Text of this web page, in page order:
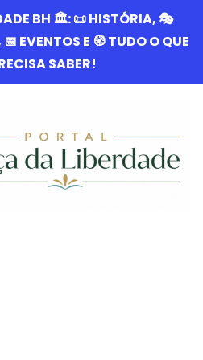
BH 🏛️: 📜 HISTÓRIA, 🎭
EVENTOS E 🧭 TUDO O QUE
SABER!